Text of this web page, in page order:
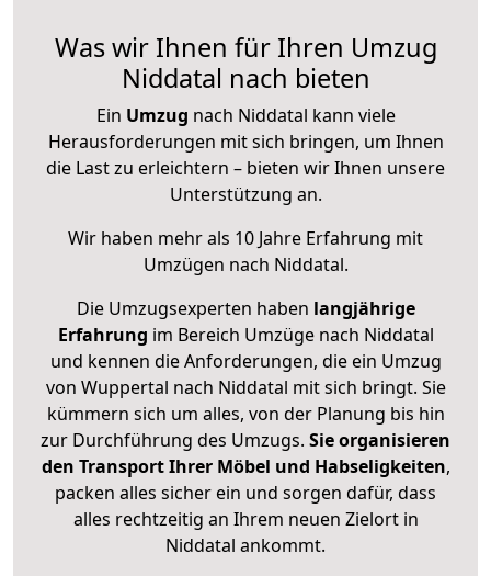
Was wir Ihnen für Ihren Umzug
Niddatal nach bieten
Ein Umzug nach Niddatal kann viele
Herausforderungen mit sich bringen, um Ihnen
die Last zu erleichtern – bieten wir Ihnen unsere
Unterstützung an.
Wir haben mehr als 10 Jahre Erfahrung mit
Umzügen nach Niddatal.
Die Umzugsexperten haben langjährige
Erfahrung im Bereich Umzüge nach Niddatal
und kennen die Anforderungen, die ein Umzug
von Wuppertal nach Niddatal mit sich bringt. Sie
kümmern sich um alles, von der Planung bis hin
zur Durchführung des Umzugs. Sie organisieren
den Transport Ihrer Möbel und Habseligkeiten,
packen alles sicher ein und sorgen dafür, dass
alles rechtzeitig an Ihrem neuen Zielort in
Niddatal ankommt.